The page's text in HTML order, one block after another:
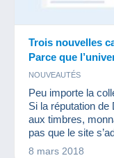
Trois nouvelles
Parce que
NOUVEAUTÉS
Peu importe la
Si la réputation de
aux timbres,
pas que le site
collection évolue
8 mars 2018